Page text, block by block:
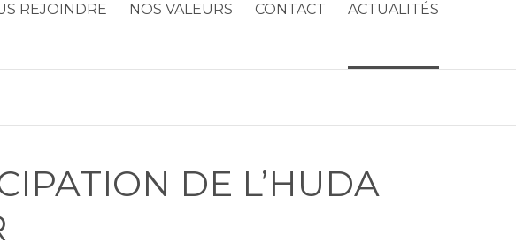
REJOINDRE NOS VALEURS CONTACT ACTUALITÉS
DE L’HUDA